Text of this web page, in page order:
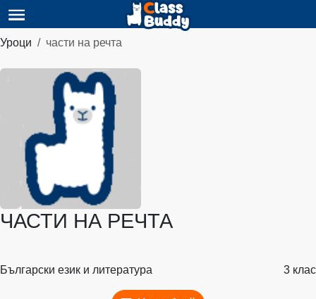
Уроци части на речта
ЧАСТИ НА РЕЧТА
Български език и литература 3 клас